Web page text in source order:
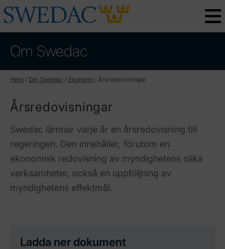
Om Swedac
Hem / Om Swedac / Ekonomi / Årsredovisningar
Årsredovisningar
Swedac lämnar varje år en årsredovisning till
regeringen. Den innehåller, förutom en
ekonomisk redovisning av myndighetens olika
verksamheter, också en uppföljning av
myndighetens effektmål.
Ladda ner dokument